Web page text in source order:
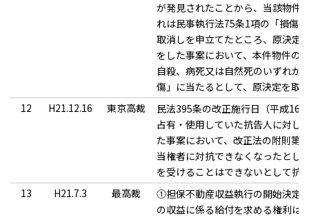
が発見されたことから、当該物件
れは民事執行法75条1項の「損傷
取消しを申立てたところ、原決定
をした事案において、本件物件の
自殺、病死又は自然死のいずれか
傷」に当たるとして、原決定を取
12
H21.12.16 東京高裁
民法395条の改正施行日（平成16
占有・使用していた抗告人に対し
た事案において、改正法の附則第
当権者に対抗できなくなったとし
を受けることはできないとして抗
13
H21.7.3 最高裁
①担保不動産収益執行の開始決定
の収益に係る給付を求める権利